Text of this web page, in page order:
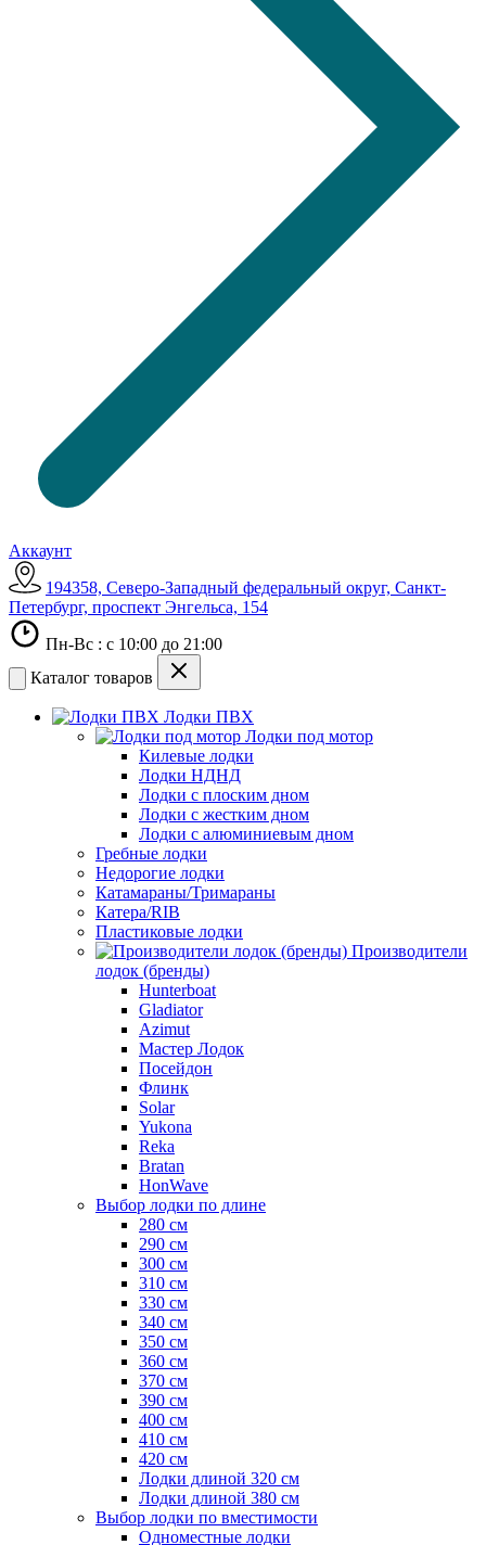
Аккаунт
194358, Северо-Западный федеральный округ, Санкт-
Петербург, проспект Энгельса, 154
Пн-Вс : с 10:00 до 21:00
Каталог товаров
Лодки ПВХ
Лодки под мотор
Килевые лодки
Лодки НДНД
Лодки с плоским дном
Лодки с жестким дном
Лодки с алюминиевым дном
Гребные лодки
Недорогие лодки
Катамараны/Тримараны
Катера/RIB
Пластиковые лодки
Производители
лодок (бренды)
Hunterboat
Gladiator
Azimut
Мастер Лодок
Посейдон
Флинк
Solar
Yukona
Reka
Bratan
HonWave
Выбор лодки по длине
280 см
290 см
300 см
310 см
330 см
340 см
350 см
360 см
370 см
390 см
400 см
410 см
420 см
Лодки длиной 320 см
Лодки длиной 380 см
Выбор лодки по вместимости
Одноместные лодки